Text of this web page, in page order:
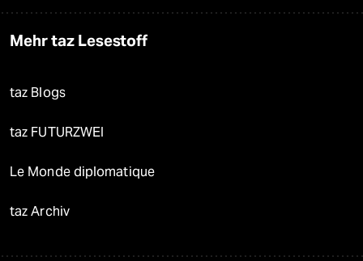
Mehr taz Lesestoff
taz Blogs
taz FUTURZWEI
Le Monde diplomatique
taz Archiv